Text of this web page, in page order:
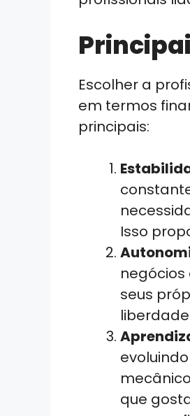
Escolher a
em termos
principais:
Isso
seus
que